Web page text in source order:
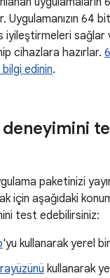
64
sağlar
cihazlara hazırlar.
edinin.
deneyimini
paketinizi
için aşağıdaki
test edebilirsiniz:
'yu kullanarak yerel
kullanarak